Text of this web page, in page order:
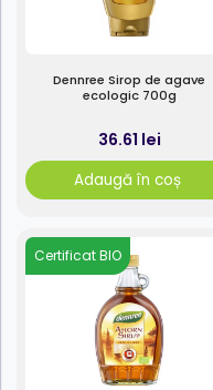
Dennree Sirop de agave
ecologic 700g
36.61 lei
Adaugă în coș
Certificat BIO